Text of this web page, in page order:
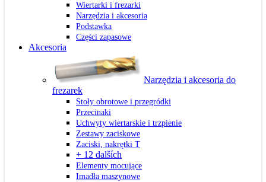
Wiertarki i frezarki
Narzędzia i akcesoria
Podstawka
Części zapasowe
Akcesoria
Narzędzia i akcesoria do
frezarek
Stoły obrotowe i przegródki
Przecinaki
Uchwyty wiertarskie i trzpienie
Zestawy zaciskowe
Zaciski, nakrętki T
+ 12 dalších
Elementy mocujące
Imadła maszynowe